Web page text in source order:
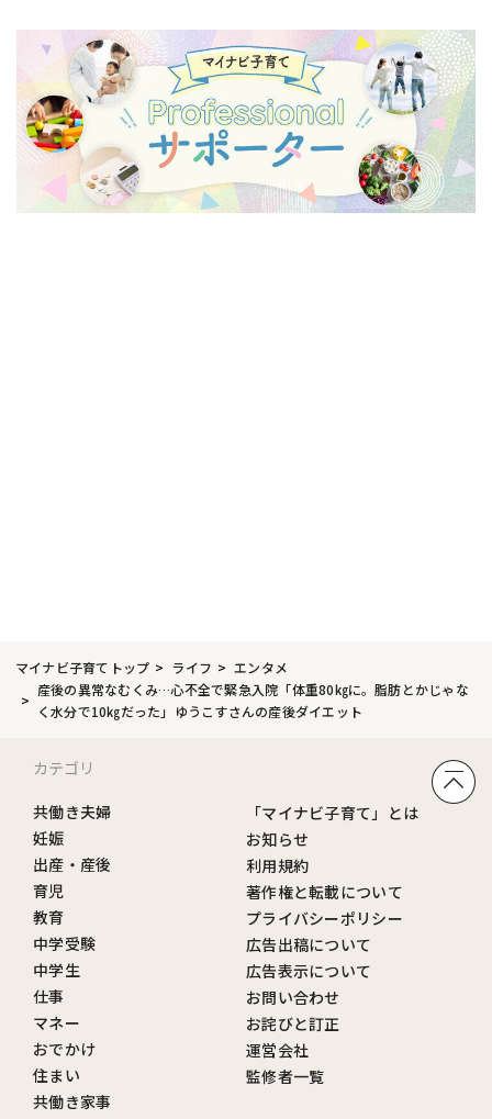
マイナビ子育てトップ ライフ
エンタメ
産後の異常なむくみ…心不全で緊急入院「体重80㎏に。脂肪とかじゃな
く水分で10㎏だった」ゆうこすさんの産後ダイエット
カテゴリ
共働き夫婦
妊娠
出産・産後
育児
教育
中学受験
中学生
仕事
マネー
おでかけ
住まい
共働き家事
「マイナビ子育て」とは
お知らせ
利用規約
著作権と転載について
プライバシーポリシー
広告出稿について
広告表示について
お問い合わせ
お詫びと訂正
運営会社
監修者一覧